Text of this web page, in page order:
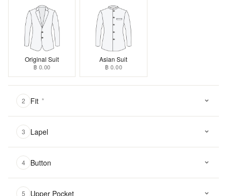
Original Suit
฿ 0.00
Asian Suit
฿ 0.00
2 Fit *
3 Lapel
4 Button
5 Upper Pocket